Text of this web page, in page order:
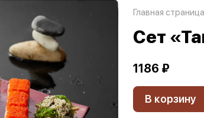
Главная страница
Сет
1186 ₽
В корзину